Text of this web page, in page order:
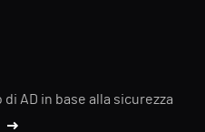
AD in base alla sicurezza